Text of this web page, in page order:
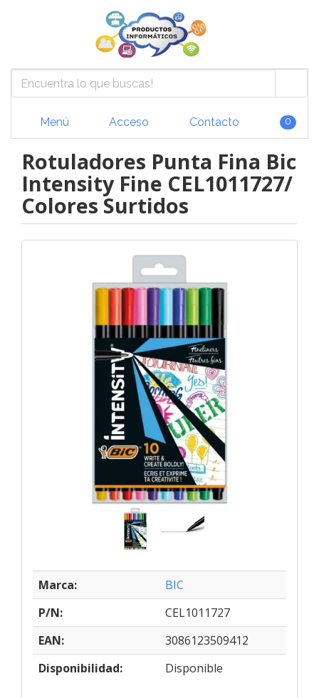
Menú Acceso Contacto 0
Rotuladores Punta Fina Bic
Intensity Fine CEL1011727/
Colores Surtidos
Marca:
BIC
P/N:
CEL1011727
EAN:
3086123509412
Disponibilidad:
Disponible